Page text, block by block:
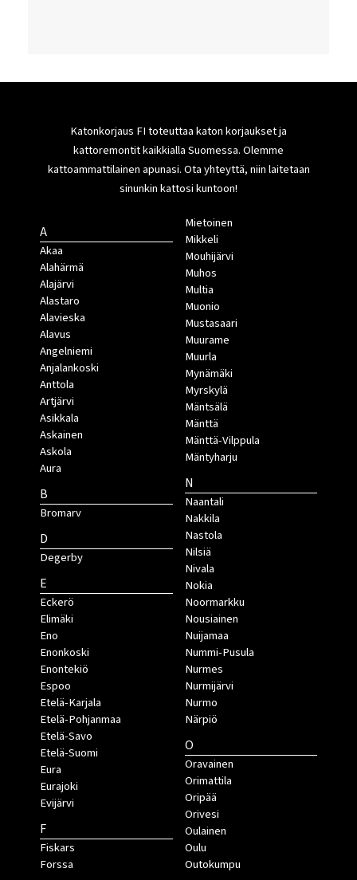
Katonkorjaus FI toteuttaa katon korjaukset ja
kattoremontit kaikkialla Suomessa. Olemme
kattoammattilainen apunasi. Ota yhteyttä, niin laitetaan
sinunkin kattosi kuntoon!
A
Akaa
Alahärmä
Alajärvi
Alastaro
Alavieska
Alavus
Angelniemi
Anjalankoski
Anttola
Artjärvi
Asikkala
Askainen
Askola
Aura
B
Bromarv
D
Degerby
E
Eckerö
Elimäki
Eno
Enonkoski
Enontekiö
Espoo
Etelä-Karjala
Etelä-Pohjanmaa
Etelä-Savo
Etelä-Suomi
Eura
Eurajoki
Evijärvi
F
Fiskars
Forssa
Mietoinen
Mikkeli
Mouhijärvi
Muhos
Multia
Muonio
Mustasaari
Muurame
Muurla
Mynämäki
Myrskylä
Mäntsälä
Mänttä
Mänttä-Vilppula
Mäntyharju
N
Naantali
Nakkila
Nastola
Nilsiä
Nivala
Nokia
Noormarkku
Nousiainen
Nuijamaa
Nummi-Pusula
Nurmes
Nurmijärvi
Nurmo
Närpiö
O
Oravainen
Orimattila
Oripää
Orivesi
Oulainen
Oulu
Outokumpu